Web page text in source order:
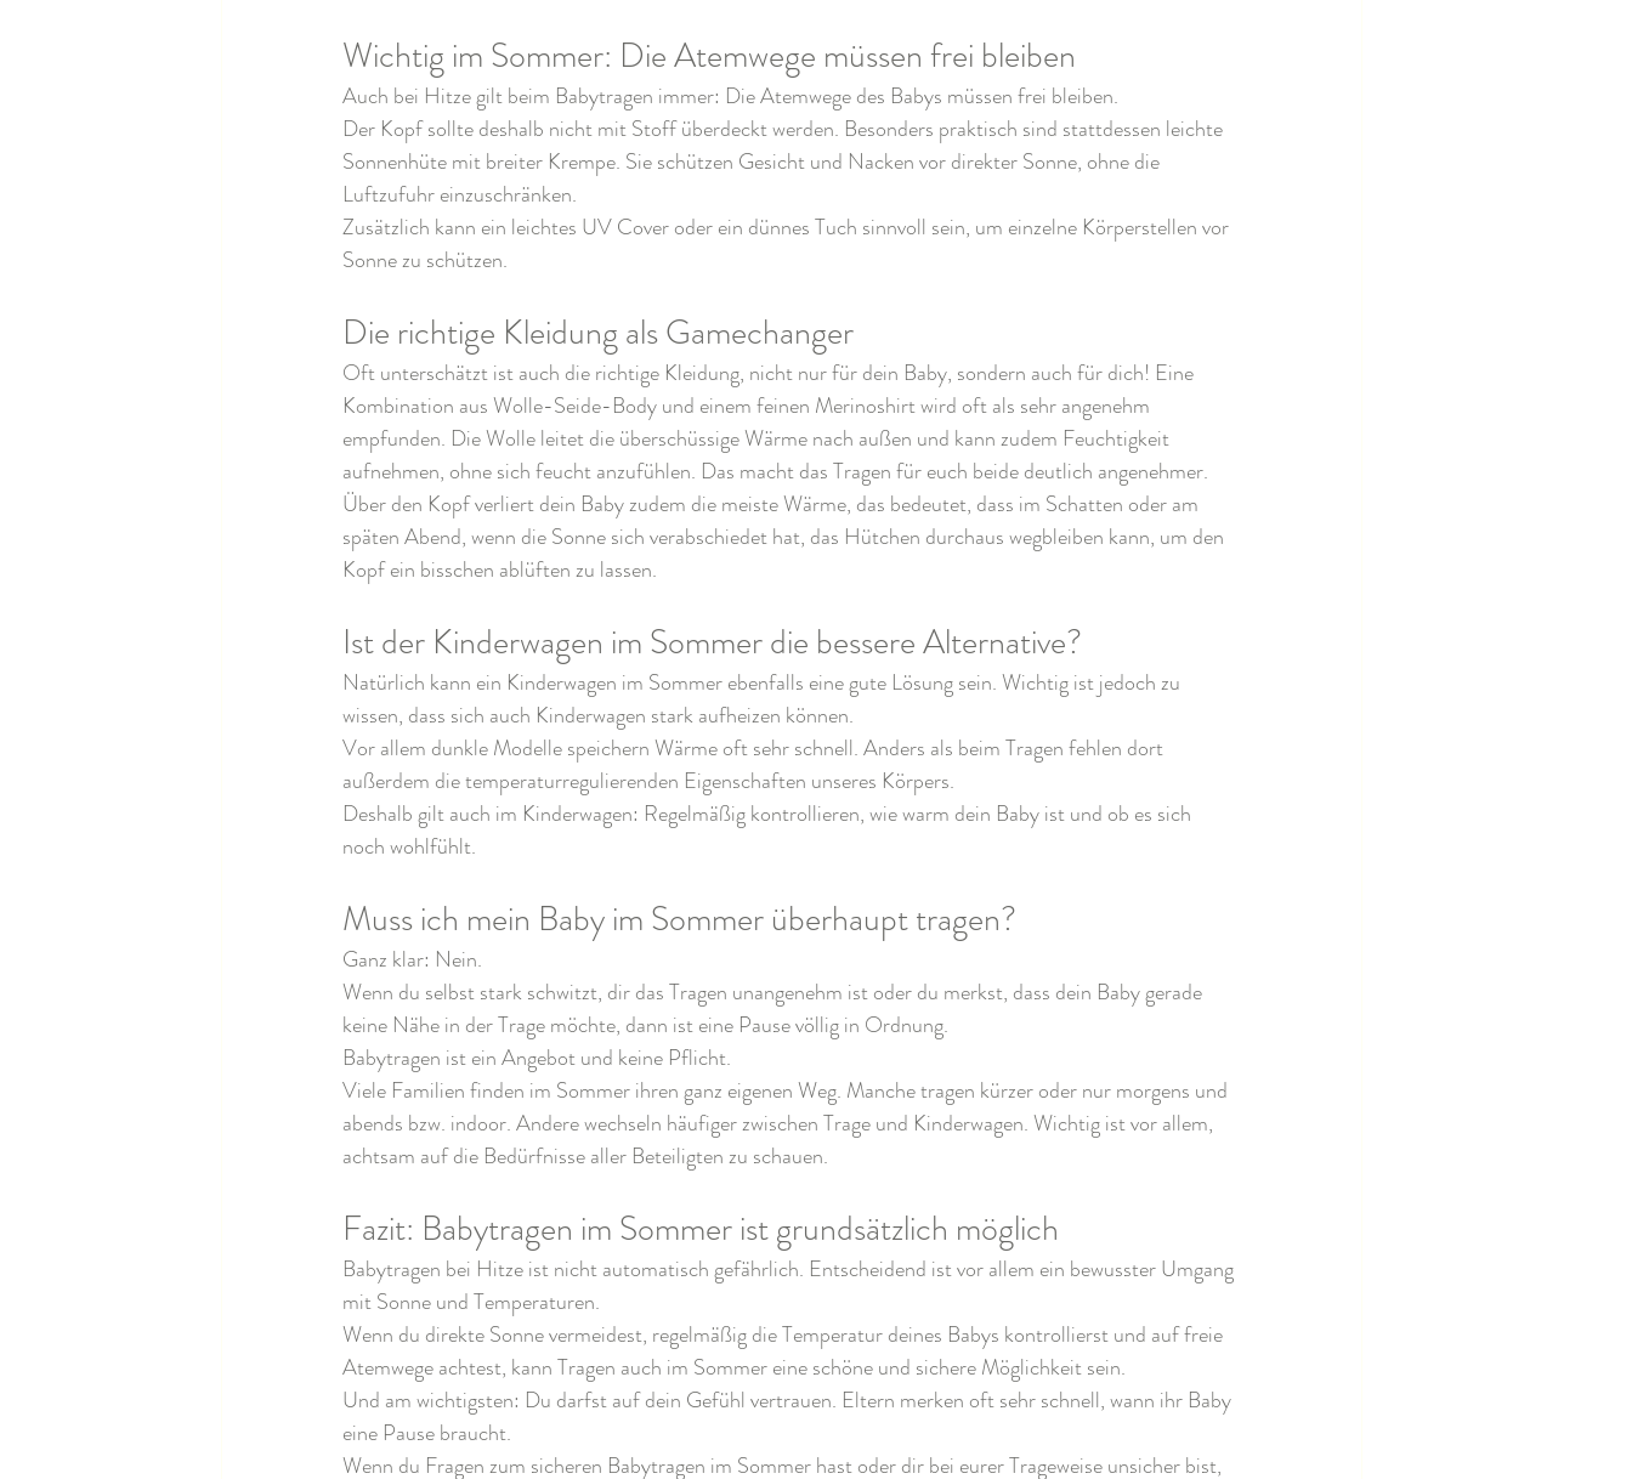
Wichtig im Sommer: Die Atemwege müssen frei bleiben
Auch bei Hitze gilt beim Babytragen immer: Die Atemwege des Babys müssen frei bleiben.
Der Kopf sollte deshalb nicht mit Stoff überdeckt werden. Besonders praktisch sind stattdessen leichte
Sonnenhüte mit breiter Krempe. Sie schützen Gesicht und Nacken vor direkter Sonne, ohne die
Luftzufuhr einzuschränken.
Zusätzlich kann ein leichtes UV Cover oder ein dünnes Tuch sinnvoll sein, um einzelne Körperstellen vor
Sonne zu schützen.
Die richtige Kleidung als Gamechanger
Oft unterschätzt ist auch die richtige Kleidung, nicht nur für dein Baby, sondern auch für dich! Eine
Kombination aus Wolle-Seide-Body und einem feinen Merinoshirt wird oft als sehr angenehm
empfunden. Die Wolle leitet die überschüssige Wärme nach außen und kann zudem Feuchtigkeit
aufnehmen, ohne sich feucht anzufühlen. Das macht das Tragen für euch beide deutlich angenehmer.
Über den Kopf verliert dein Baby zudem die meiste Wärme, das bedeutet, dass im Schatten oder am
späten Abend, wenn die Sonne sich verabschiedet hat, das Hütchen durchaus wegbleiben kann, um den
Kopf ein bisschen ablüften zu lassen.
Ist der Kinderwagen im Sommer die bessere Alternative?
Natürlich kann ein Kinderwagen im Sommer ebenfalls eine gute Lösung sein. Wichtig ist jedoch zu
wissen, dass sich auch Kinderwagen stark aufheizen können.
Vor allem dunkle Modelle speichern Wärme oft sehr schnell. Anders als beim Tragen fehlen dort
außerdem die temperaturregulierenden Eigenschaften unseres Körpers.
Deshalb gilt auch im Kinderwagen: Regelmäßig kontrollieren, wie warm dein Baby ist und ob es sich
noch wohlfühlt.
Muss ich mein Baby im Sommer überhaupt tragen?
Ganz klar: Nein.
Wenn du selbst stark schwitzt, dir das Tragen unangenehm ist oder du merkst, dass dein Baby gerade
keine Nähe in der Trage möchte, dann ist eine Pause völlig in Ordnung.
Babytragen ist ein Angebot und keine Pflicht.
Viele Familien finden im Sommer ihren ganz eigenen Weg. Manche tragen kürzer oder nur morgens und
abends bzw. indoor. Andere wechseln häufiger zwischen Trage und Kinderwagen. Wichtig ist vor allem,
achtsam auf die Bedürfnisse aller Beteiligten zu schauen.
Fazit: Babytragen im Sommer ist grundsätzlich möglich
Babytragen bei Hitze ist nicht automatisch gefährlich. Entscheidend ist vor allem ein bewusster Umgang
mit Sonne und Temperaturen.
Wenn du direkte Sonne vermeidest, regelmäßig die Temperatur deines Babys kontrollierst und auf freie
Atemwege achtest, kann Tragen auch im Sommer eine schöne und sichere Möglichkeit sein.
Und am wichtigsten: Du darfst auf dein Gefühl vertrauen. Eltern merken oft sehr schnell, wann ihr Baby
eine Pause braucht.
Wenn du Fragen zum sicheren Babytragen im Sommer hast oder dir bei eurer Trageweise unsicher bist,